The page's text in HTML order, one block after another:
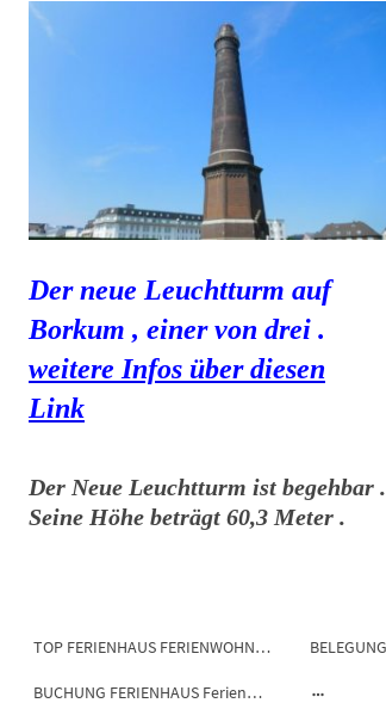
Der neue Leuchtturm auf
Borkum , einer von drei .
weitere Infos über diesen
Link
Der Neue Leuchtturm ist begehbar .
Seine Höhe beträgt 60,3 Meter .
TOP FERIENHAUS FERIENWOHNUNG FEWO 26789 LEER
BUCHUNG FERIENHAUS Ferienwohnung Fewo Leer